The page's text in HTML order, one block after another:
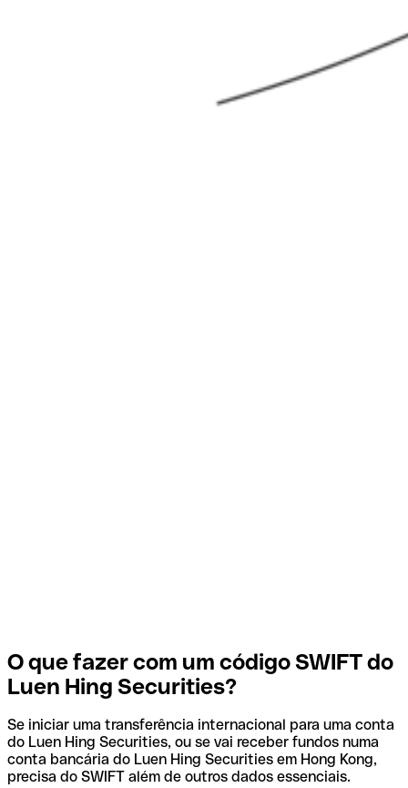
O que fazer com um código SWIFT do
Luen Hing Securities?
Se iniciar uma transferência internacional para uma conta
do Luen Hing Securities, ou se vai receber fundos numa
conta bancária do Luen Hing Securities em Hong Kong,
precisa do SWIFT além de outros dados essenciais.